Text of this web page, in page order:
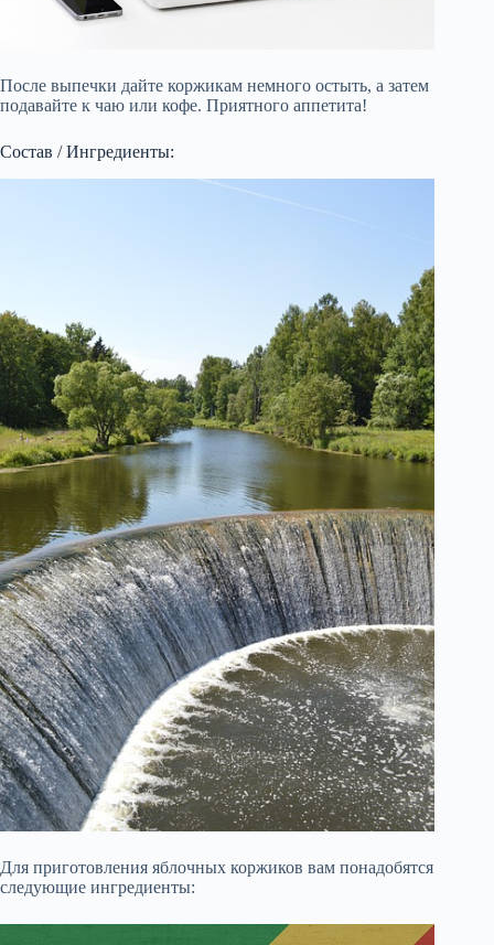
После выпечки дайте коржикам немного остыть, а затем
подавайте к чаю или кофе. Приятного аппетита!
Состав / Ингредиенты:
Для приготовления яблочных коржиков вам понадобятся
следующие ингредиенты: